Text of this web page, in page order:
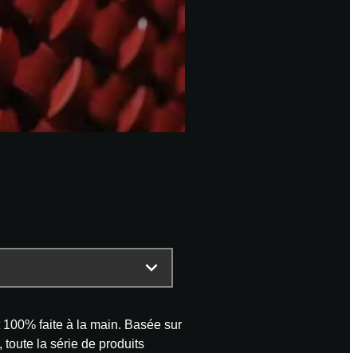
faite à la main. Basée sur
toute la série de produits